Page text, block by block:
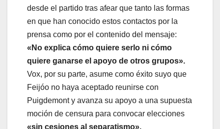
desde el partido tras afear que tanto las formas
en que han conocido estos contactos por la
prensa como por el contenido del mensaje:
«No explica cómo quiere serlo ni cómo
quiere ganarse el apoyo de otros grupos».
Vox, por su parte, asume como éxito suyo que
Feijóo no haya aceptado reunirse con
Puigdemont y avanza su apoyo a una supuesta
moción de censura para convocar elecciones
«sin cesiones al separatismo».